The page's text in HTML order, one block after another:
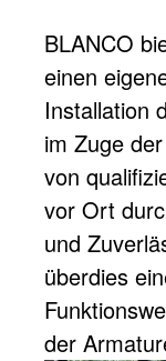
BLANCO
einen
Installation
im Zuge
von
vor Ort
und
überdies
der